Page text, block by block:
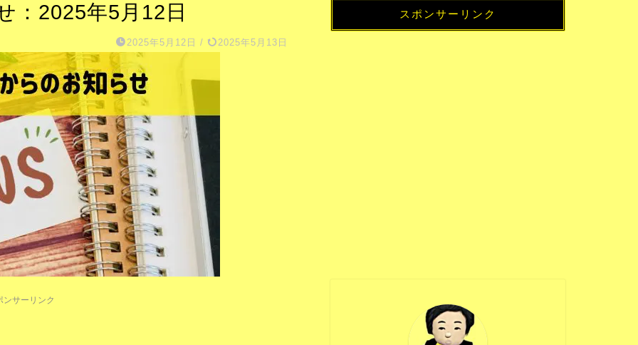
：2025年5月12日
2025年5月12日 / 2025年5月13日
ンサーリンク
スポンサーリンク